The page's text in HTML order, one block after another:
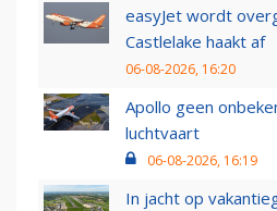
easyJet wordt
Castlelake haakt af
06-08-2026, 16:20
Apollo geen
luchtvaart
06-08-2026, 16:19
In jacht op